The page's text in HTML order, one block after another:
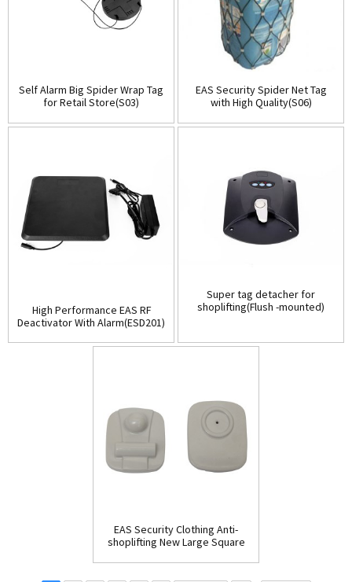
Self Alarm Big Spider Wrap Tag
for Retail Store(S03)
EAS Security Spider Net Tag
with High Quality(S06)
High Performance EAS RF
Deactivator With Alarm(ESD201)
Super tag detacher for
shoplifting(Flush -mounted)
EAS Security Clothing Anti-
shoplifting New Large Square